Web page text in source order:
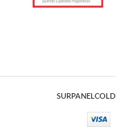
SURPANELCOLD